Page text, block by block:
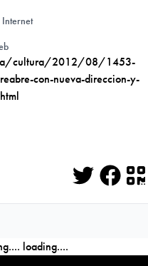
cultura/2012/08/1453-
con-nueva-direccion-y-
Twitter
loading....